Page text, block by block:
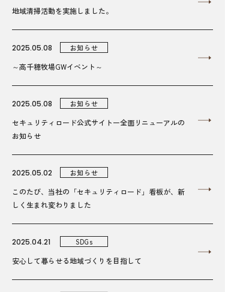
地域清掃活動を実施しました。
2025.05.08 お知らせ
～高千穂牧場GWイベント～
2025.05.08 お知らせ
セキュリティロード公式サイトー全面リニューアルの
お知らせ
2025.05.02 お知らせ
このたび、当社の「セキュリティロード」看板が、新
しく生まれ変わりました
2025.04.21 SDGs
安心して暮らせる地域づくりを目指して